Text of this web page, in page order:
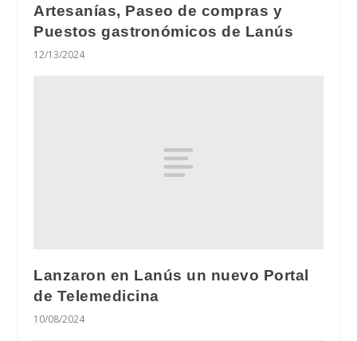
Artesanías, Paseo de compras y
Puestos gastronómicos de Lanús
12/13/2024
Lanzaron en Lanús un nuevo Portal
de Telemedicina
10/08/2024